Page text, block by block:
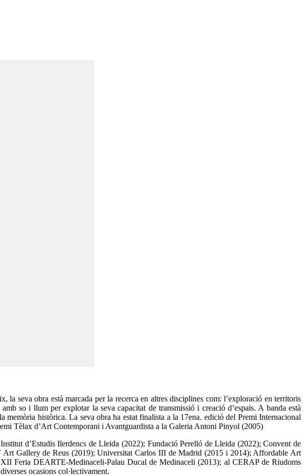
seva obra està marcada per la recerca en altres disciplines com: l’exploració en territoris
so i llum per explotar la seva capacitat de transmissió i creació d’espais. A banda està
memòria històrica. La seva obra ha estat finalista a la 17ena. edició del Premi Internacional
Tèlax d’Art Contemporani i Avantguardista a la Galeria Antoni Pinyol (2005)
d’Estudis Ilerdencs de Lleida (2022); Fundació Perelló de Lleida (2022); Convent de
Gallery de Reus (2019); Universitat Carlos III de Madrid (2015 i 2014); Affordable Art
Feria DEARTE-Medinaceli-Palau Ducal de Medinaceli (2013); al CERAP de Riudoms
ocasions col·lectivament.